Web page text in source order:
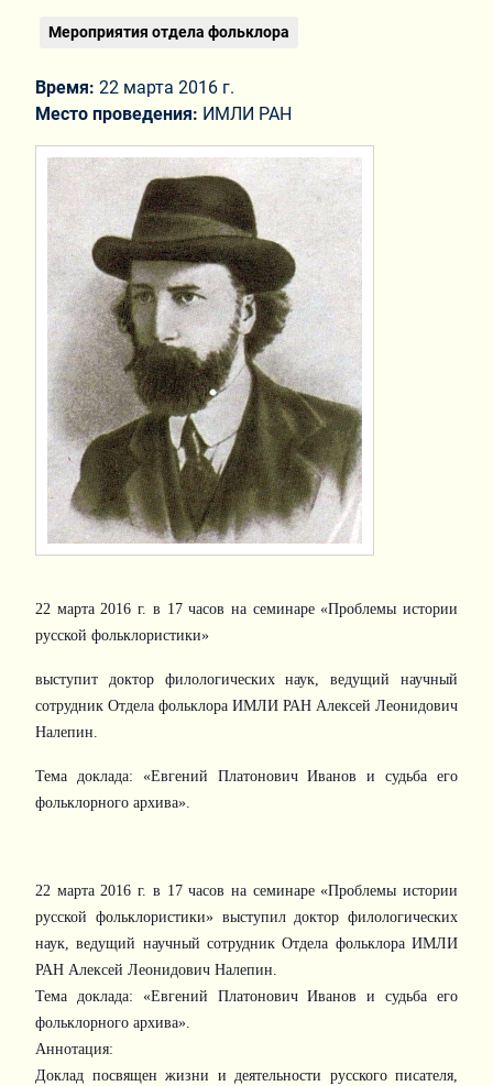
Мероприятия отдела фольклора
Время: 22 марта 2016 г.
Место проведения: ИМЛИ РАН
22 марта 2016 г. в 17 часов на семинаре «Проблемы истории
русской фольклористики»
выступит доктор филологических наук, ведущий научный
сотрудник Отдела фольклора ИМЛИ РАН Алексей Леонидович
Налепин.
Тема доклада: «Евгений Платонович Иванов и судьба его
фольклорного архива».
22 марта 2016 г. в 17 часов на семинаре «Проблемы истории
русской фольклористики» выступил доктор филологических
наук, ведущий научный сотрудник Отдела фольклора ИМЛИ
РАН Алексей Леонидович Налепин.
Тема доклада: «Евгений Платонович Иванов и судьба его
фольклорного архива».
Аннотация:
Доклад посвящен жизни и деятельности русского писателя,